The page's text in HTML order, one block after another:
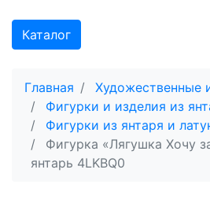
Каталог
Главная
Художественные
Фигурки и изделия из
Фигурки из янтаря и
Фигурка «Лягушка Хочу
янтарь 4LKBQ0